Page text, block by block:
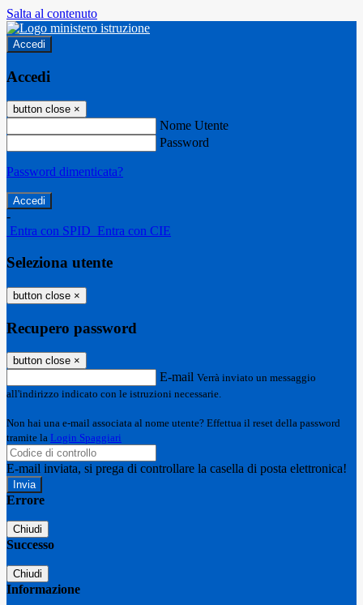
Salta al contenuto
Accedi
Accedi
button close ×
Nome Utente
Password
Password dimenticata?
-
Entra con SPID Entra con CIE
Seleziona utente
button close ×
Recupero password
button close ×
E-mail Verrà inviato un messaggio
all'indirizzo indicato con le istruzioni necessarie.
Non hai una e-mail associata al nome utente? Effettua il reset della password
tramite la Login Spaggiari
E-mail inviata, si prega di controllare la casella di posta elettronica!
Errore
Chiudi
Successo
Chiudi
Informazione